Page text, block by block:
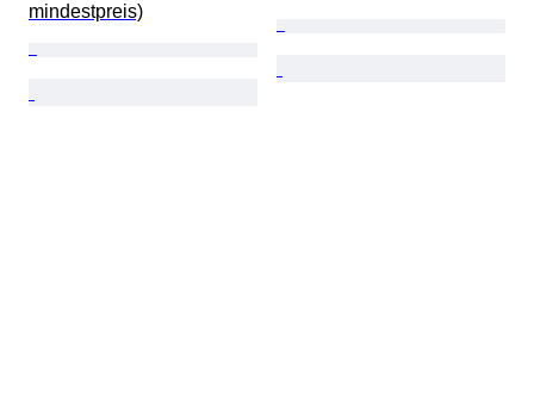
mindestpreis)